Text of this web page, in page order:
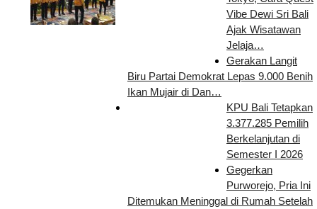
Vibe Dewi Sri Bali
Ajak Wisatawan
Jelaja…
Gerakan Langit
Biru Partai Demokrat Lepas 9.000 Benih
Ikan Mujair di Dan…
KPU Bali Tetapkan
3.377.285 Pemilih
Berkelanjutan di
Semester I 2026
Gegerkan
Purworejo, Pria Ini
Ditemukan Meninggal di Rumah Setelah